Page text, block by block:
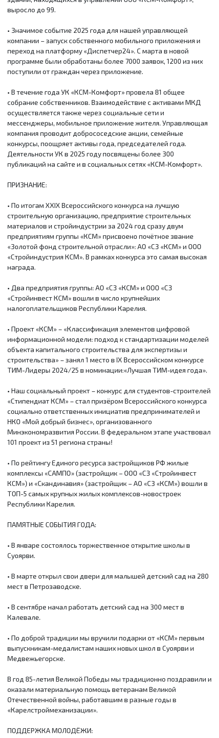
выросло до 99.
• Значимое событие 2025 года для нашей управляющей
компании – запуск собственного мобильного приложения и
переход на платформу «Диспетчер24». С марта в новой
программе были обработаны более 7000 заявок, 1200 из них
поступили от граждан через приложение.
• В течение года УК «КСМ-Комфорт» провела 81 общее
собрание собственников. Взаимодействие с активами МКД
осуществляется также через социальные сети и
мессенджеры, мобильное приложение жителя. Управляющая
компания проводит добрососедские акции, семейные
конкурсы, поощряет активы года, председателей года.
Деятельности УК в 2025 году посвящены более 300
публикаций на сайте и в социальных сетях «КСМ-Комфорт».
ПРИЗНАНИЕ:
• По итогам XXIX Всероссийского конкурса на лучшую
строительную организацию, предприятие строительных
материалов и стройиндустрии за 2024 год сразу двум
предприятиям группы «КСМ» присвоено почётное звание
«Золотой фонд строительной отрасли»: АО «СЗ «КСМ» и ООО
«Стройиндустрия КСМ». В рамках конкурса это самая высокая
награда.
• Два предприятия группы: АО «СЗ «КСМ» и ООО «СЗ
«Стройинвест КСМ» вошли в число крупнейших
налогоплательщиков Республики Карелия.
• Проект «КСМ» – «Классификация элементов цифровой
информационной модели: подход к стандартизации моделей
объекта капитального строительства для экспертизы и
строительства» – занял 1 место в IX Всероссийском конкурсе
ТИМ-Лидеры 2024/25 в номинации:«Лучшая ТИМ-идея года».
• Наш социальный проект – конкурс для студентов-строителей
«Стипендиат КСМ» – стал призёром Всероссийского конкурса
социально ответственных инициатив предпринимателей и
НКО «Мой добрый бизнес», организованного
Минэкономразвития России. В федеральном этапе участвовал
101 проект из 51 региона страны!
• По рейтингу Единого ресурса застройщиков РФ жилые
комплексы «САМПО» (застройщик – ООО «СЗ «Стройинвест
КСМ») и «Скандинавия» (застройщик – АО «СЗ «КСМ») вошли в
ТОП-5 самых крупных жилых комплексов-новостроек
Республики Карелия.
ПАМЯТНЫЕ СОБЫТИЯ ГОДА:
• В январе состоялось торжественное открытие школы в
Суоярви.
• В марте открыл свои двери для малышей детский сад на 280
мест в Петрозаводске.
• В сентябре начал работать детский сад на 300 мест в
Калевале.
• По доброй традиции мы вручили подарки от «КСМ» первым
выпускникам-медалистам наших новых школ в Суоярви и
Медвежьегорске.
В год 85-летия Великой Победы мы традиционно поздравили и
оказали материальную помощь ветеранам Великой
Отечественной войны, работавшим в разные годы в
«Карелстроймеханизации».
ПОДДЕРЖКА МОЛОДЁЖИ: